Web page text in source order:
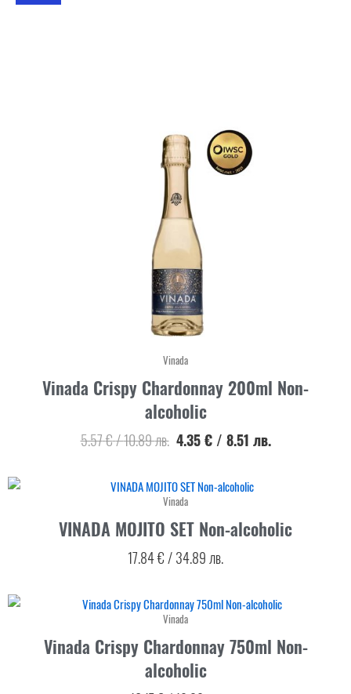
Vinada
Vinada Crispy Chardonnay 200ml Non-
alcoholic
5.57€/10.89лв. 4.35 € / 8.51 лв.
Vinada
VINADA MOJITO SET Non-alcoholic
17.84€/34.89лв.
Vinada
Vinada Crispy Chardonnay 750ml Non-
alcoholic